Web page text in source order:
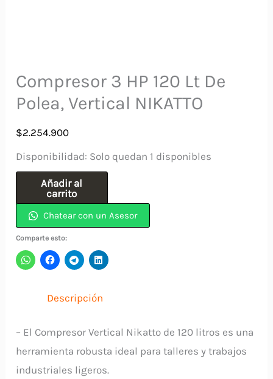
Compresor 3 HP 120 Lt De
Polea, Vertical NIKATTO
$2.254.900
Disponibilidad: Solo quedan 1 disponibles
Compresor
120
Lt
NIKATTO
cantidad
Añadir al
carrito
Chatear con un Asesor
Comparte esto:
Descripción
– El Compresor Vertical Nikatto de 120 litros es una
herramienta robusta ideal para talleres y trabajos
industriales ligeros.